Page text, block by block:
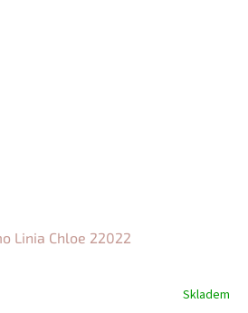
Linia Chloe 22022
Skladem